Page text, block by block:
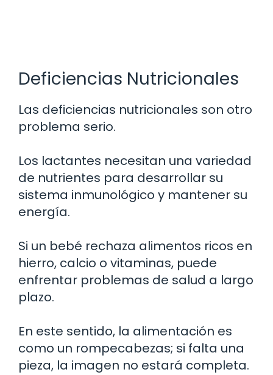
Deficiencias Nutricionales
Las deficiencias nutricionales son otro
problema serio.
Los lactantes necesitan una variedad
de nutrientes para desarrollar su
sistema inmunológico y mantener su
energía.
Si un bebé rechaza alimentos ricos en
hierro, calcio o vitaminas, puede
enfrentar problemas de salud a largo
plazo.
En este sentido, la alimentación es
como un rompecabezas; si falta una
pieza, la imagen no estará completa.